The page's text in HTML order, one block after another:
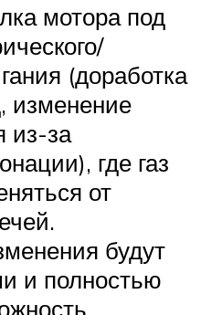
мотора под
(доработка
из-за
где газ
от
будут
и полностью